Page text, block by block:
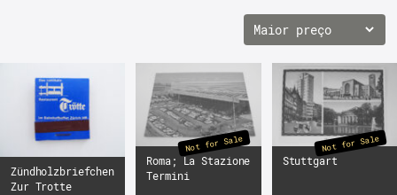
Zündholzbriefchen
Zur Trotte
Roma; La Stazione
Termini
Not for Sale
Stuttgart
Not for Sale